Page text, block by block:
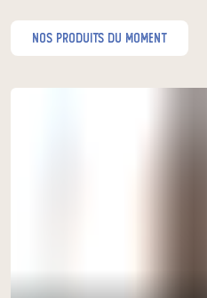
nos produits du moment